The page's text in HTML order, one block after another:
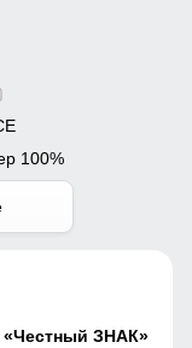
100%
«Честный ЗНАК»